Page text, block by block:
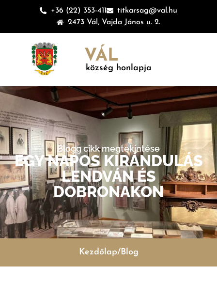
+36 (22) 353-411
titkarsag@val.hu
2473 Vál, Vajda János u. 2.
VÁL
község honlapja
Blogg cikk megtekintése
EGY NAPOS KIRÁNDULÁS
LENDVÁN ÉS
DOBRONAKON
Kezdőlap/Blog